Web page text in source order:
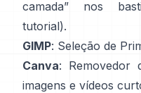
camada” nos
tutorial).
GIMP: Seleção de
Canva: Removedor
imagens e vídeos